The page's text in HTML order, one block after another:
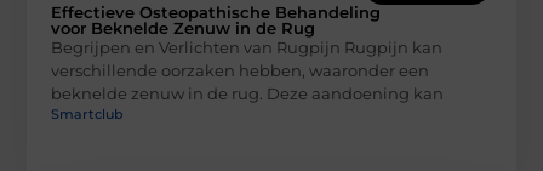
Effectieve Osteopathische Behandeling
voor Beknelde Zenuw in de Rug
Begrijpen en Verlichten van Rugpijn Rugpijn kan
verschillende oorzaken hebben, waaronder een
beknelde zenuw in de rug. Deze aandoening kan
Smartclub